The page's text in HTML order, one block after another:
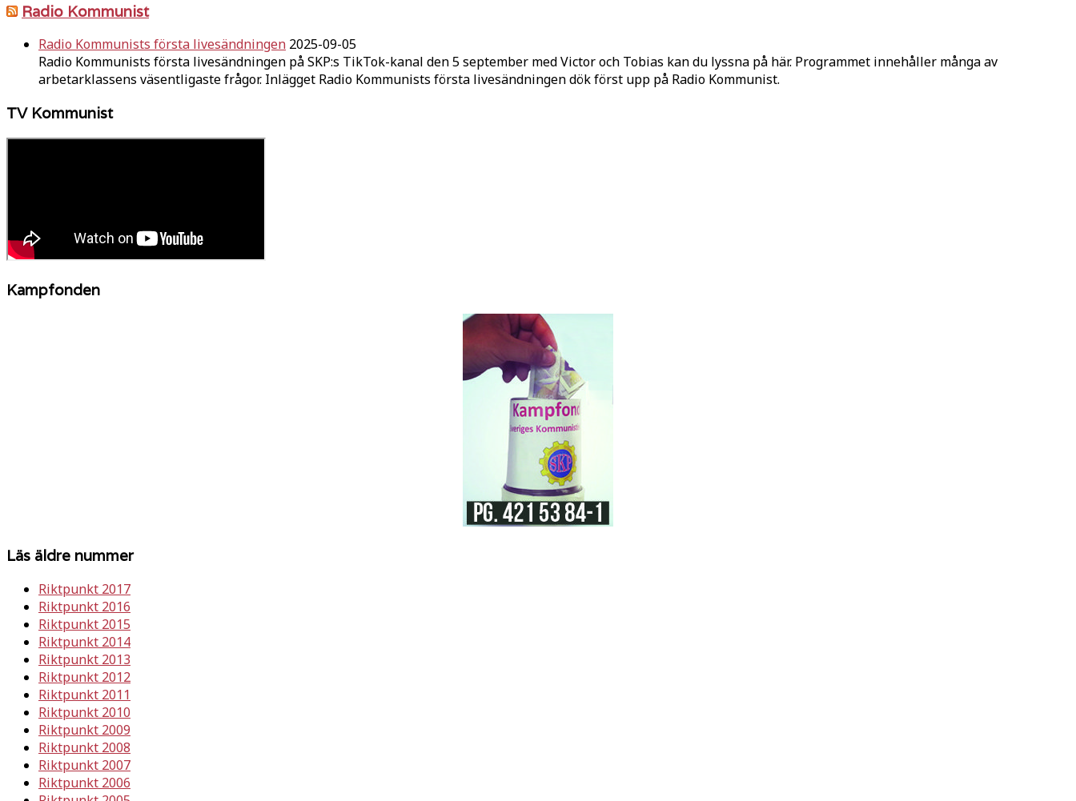
Radio Kommunist
Radio Kommunists första livesändningen 2025-09-05
Radio Kommunists första livesändningen på SKP:s TikTok-kanal den 5 september med Victor och Tobias kan du lyssna på här. Programmet innehåller många av
arbetarklassens väsentligaste frågor. Inlägget Radio Kommunists första livesändningen dök först upp på Radio Kommunist.
TV Kommunist
Kampfonden
Läs äldre nummer
Riktpunkt 2017
Riktpunkt 2016
Riktpunkt 2015
Riktpunkt 2014
Riktpunkt 2013
Riktpunkt 2012
Riktpunkt 2011
Riktpunkt 2010
Riktpunkt 2009
Riktpunkt 2008
Riktpunkt 2007
Riktpunkt 2006